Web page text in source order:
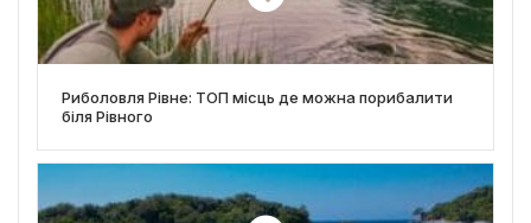
Риболовля Рівне: ТОП місць де можна порибалити
біля Рівного